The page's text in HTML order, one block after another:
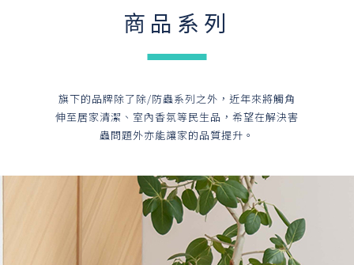
商品系列
旗下的品牌除了除/防蟲系列之外，近年來將觸角
伸至居家清潔、室內香氛等民生品，希望在解決害
蟲問題外亦能讓家的品質提升。